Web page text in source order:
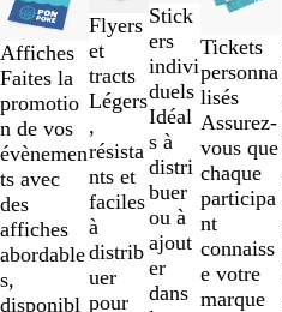
Affiches
Faites la
promotio
n de vos
évènemen
ts avec
des
affiches
abordable
s,
disponibl
Flyers
et
tracts
Légers
,
résista
nts et
faciles
à
distrib
uer
pour
Stick
ers
indivi
duels
Idéal
s à
distri
buer
ou à
ajout
er
dans
Tickets
personna
lisés
Assurez-
vous que
chaque
participa
nt
connaiss
e votre
marque
à
sur
7